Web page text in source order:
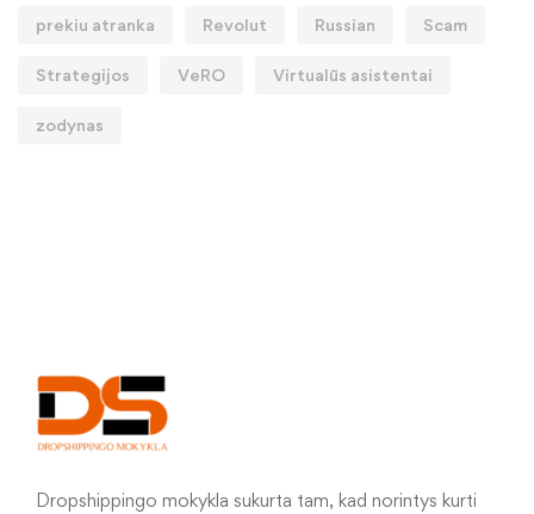
prekiu atranka Revolut Russian Scam
Strategijos VeRO Virtualūs asistentai
zodynas
Dropshippingo mokykla sukurta tam, kad norintys kurti